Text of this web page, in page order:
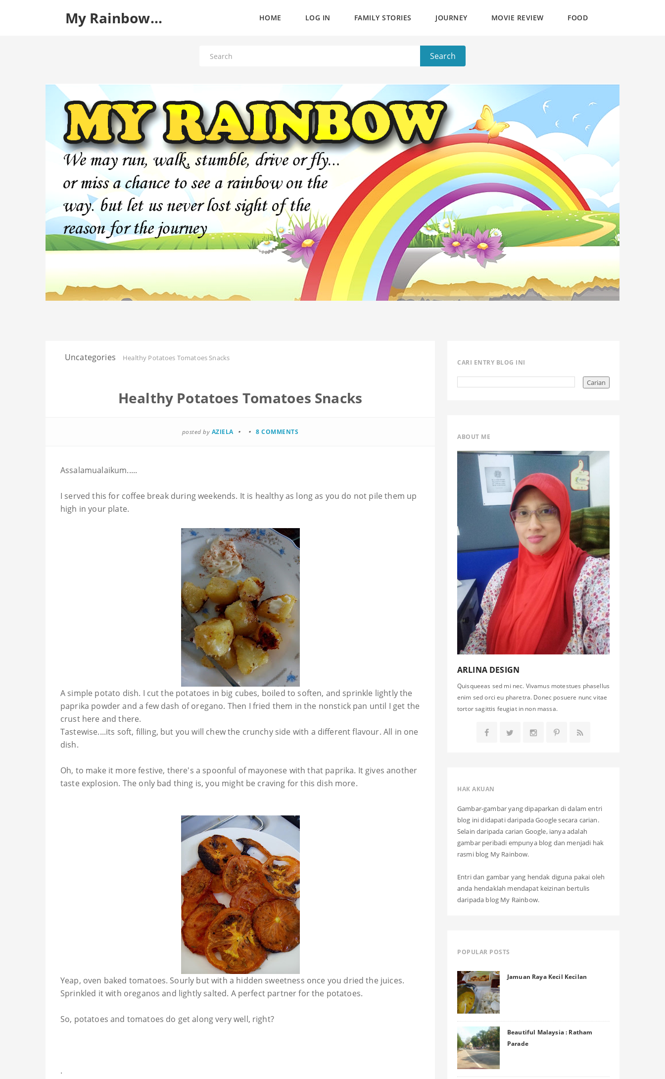
My Rainbow... HOME LOG IN FAMILY STORIES JOURNEY MOVIE REVIEW FOOD
Uncategories Healthy Potatoes Tomatoes Snacks
Healthy Potatoes Tomatoes Snacks
posted by AZIELA 8 COMMENTS
Assalamualaikum.....
I served this for coffee break during weekends. It is healthy as long as you do not pile them up
high in your plate.
A simple potato dish. I cut the potatoes in big cubes, boiled to soften, and sprinkle lightly the
paprika powder and a few dash of oregano. Then I fried them in the nonstick pan until I get the
crust here and there.
Tastewise....its soft, filling, but you will chew the crunchy side with a different flavour. All in one
dish.
Oh, to make it more festive, there's a spoonful of mayonese with that paprika. It gives another
taste explosion. The only bad thing is, you might be craving for this dish more.
Yeap, oven baked tomatoes. Sourly but with a hidden sweetness once you dried the juices.
Sprinkled it with oreganos and lightly salted. A perfect partner for the potatoes.
So, potatoes and tomatoes do get along very well, right?
.
CARI ENTRY BLOG INI
ABOUT ME
ARLINA DESIGN
Quisqueeas sed mi nec. Vivamus motestues phasellus
enim sed orci eu pharetra. Donec posuere nunc vitae
tortor sagittis feugiat in non massa.
HAK AKUAN
Gambar-gambar yang dipaparkan di dalam entri
blog ini didapati daripada Google secara carian.
Selain daripada carian Google, ianya adalah
gambar peribadi empunya blog dan menjadi hak
rasmi blog My Rainbow.
Entri dan gambar yang hendak diguna pakai oleh
anda hendaklah mendapat keizinan bertulis
daripada blog My Rainbow.
POPULAR POSTS
Jamuan Raya Kecil Kecilan
Beautiful Malaysia : Ratham
Parade